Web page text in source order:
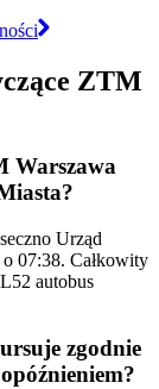
ZTM
Warszawa
Urząd
07:38. Całkowity
autobus
zgodnie